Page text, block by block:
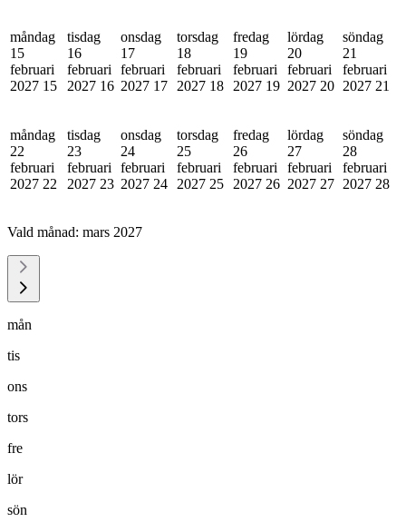
måndag
15
februari
2027 15
tisdag
16
februari
2027 16
onsdag
17
februari
2027 17
torsdag
18
februari
2027 18
fredag
19
februari
2027 19
lördag
20
februari
2027 20
söndag
21
februari
2027 21
måndag
22
februari
2027 22
tisdag
23
februari
2027 23
onsdag
24
februari
2027 24
torsdag
25
februari
2027 25
fredag
26
februari
2027 26
lördag
27
februari
2027 27
söndag
28
februari
2027 28
Vald månad: mars 2027
mån
tis
ons
tors
fre
lör
sön